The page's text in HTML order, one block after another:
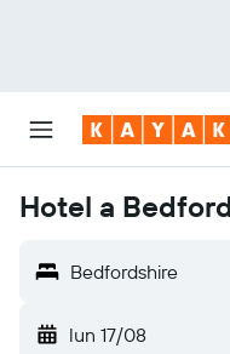
Hotel a
Bedfordshire
lun 17/08